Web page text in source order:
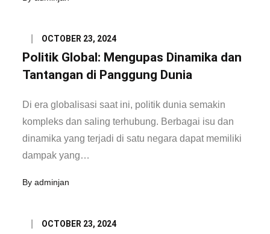
Posted
on
OCTOBER 23, 2024
Politik Global: Mengupas Dinamika dan
Tantangan di Panggung Dunia
Di era globalisasi saat ini, politik dunia semakin
kompleks dan saling terhubung. Berbagai isu dan
dinamika yang terjadi di satu negara dapat memiliki
dampak yang…
Byadminjan
Posted
OCTOBER 23, 2024